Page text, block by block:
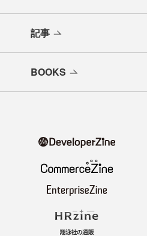
記事
BOOKS